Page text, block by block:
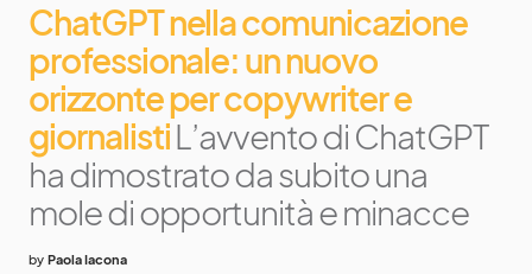
ChatGPT nella comunicazione
professionale: un nuovo
orizzonte per copywriter e
giornalistiL’avvento di ChatGPT
ha dimostrato da subito una
mole di opportunità e minacce
by Paola Iacona